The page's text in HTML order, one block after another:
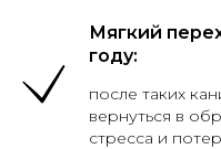
Мягкий
году:
после таких
вернуться в
стресса и